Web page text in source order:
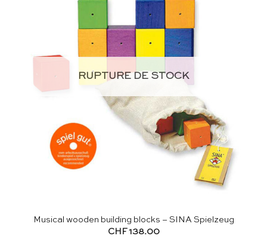
RUPTURE DE STOCK
Musical wooden building blocks – SINA Spielzeug
CHF138.00